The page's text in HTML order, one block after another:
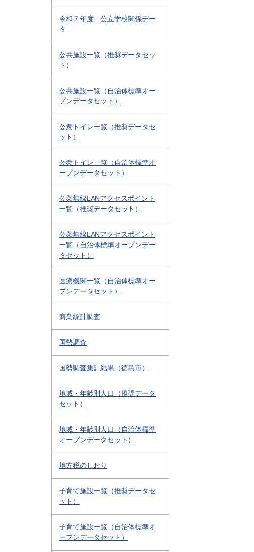
令和７年度 公立学校関係デー
タ
公共施設一覧（推奨データセッ
ト）
公共施設一覧（自治体標準オー
プンデータセット）
公衆トイレ一覧（推奨データセ
ット）
公衆トイレ一覧（自治体標準オ
ープンデータセット）
公衆無線LANアクセスポイント
一覧（推奨データセット）
公衆無線LANアクセスポイント
一覧（自治体標準オープンデー
タセット）
医療機関一覧（自治体標準オー
プンデータセット）
商業統計調査
国勢調査
国勢調査集計結果（徳島市）
地域・年齢別人口（推奨データ
セット）
地域・年齢別人口（自治体標準
オープンデータセット）
地方税のしおり
子育て施設一覧（推奨データセ
ット）
子育て施設一覧（自治体標準オ
ープンデータセット）